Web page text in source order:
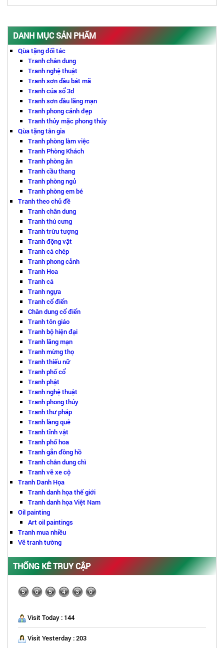
DANH MỤC SẢN PHẨM
Qùa tặng đối tác
Tranh chân dung
Tranh nghệ thuật
Tranh sơn dầu bát mã
Tranh của sổ 3d
Tranh sơn dầu lãng mạn
Tranh phong cảnh đẹp
Tranh thủy mặc phong thủy
Qùa tặng tân gia
Tranh phòng làm việc
Tranh Phòng Khách
Tranh phòng ăn
Tranh cầu thang
Tranh phòng ngủ
Tranh phòng em bé
Tranh theo chủ đề
Tranh chân dung
Tranh thú cưng
Tranh trừu tượng
Tranh động vật
Tranh cá chép
Tranh phong cảnh
Tranh Hoa
Tranh cá
Tranh ngựa
Tranh cổ điển
Chân dung cổ điển
Tranh tôn giáo
Tranh bộ hiện đại
Tranh lãng mạn
Tranh mừng thọ
Tranh thiếu nữ
Tranh phố cổ
Tranh phật
Tranh nghệ thuật
Tranh phong thủy
Tranh thư pháp
Tranh làng quê
Tranh tĩnh vật
Tranh phố hoa
Tranh gắn đồng hồ
Tranh chân dung chì
Tranh vẽ xe cộ
Tranh Danh Họa
Tranh danh họa thế giới
Tranh danh họa Việt Nam
Oil painting
Art oil paintings
Tranh mua nhiều
Vẽ tranh tường
THỐNG KÊ TRUY CẬP
Visit Today : 144
Visit Yesterday : 203